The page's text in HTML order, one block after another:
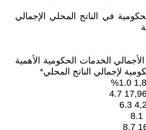
في الناتج المحلي الإجمالي
الأجمالي الخدمات الحكومية الأهمية
لإجمالي الناتج المحلي*